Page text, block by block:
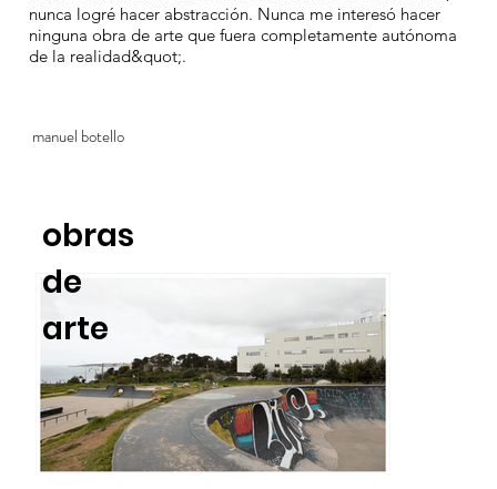
obras
de
arte
nunca logré hacer abstracción. Nunca me interesó hacer
ninguna obra de arte que fuera completamente autónoma
de la realidad&quot;.
manuel botello